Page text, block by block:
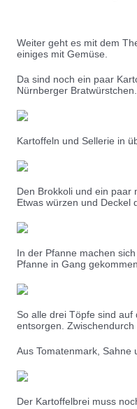
Bild
Weiter geht es mit dem
einiges mit Gemüse.
Da sind noch ein paar
Nürnberger Bratwürstchen.
Kartoffeln und Sellerie in
Den Brokkoli und ein paar
Etwas würzen und Deckel
In der Pfanne machen
Pfanne in Gang
So alle drei Töpfe sind
entsorgen.
Aus Tomatenmark, Sahne
Der Kartoffelbrei muss